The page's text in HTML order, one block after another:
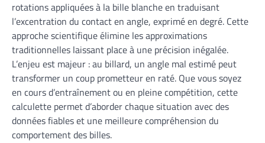
rotations appliquées à la bille blanche en traduisant
l’excentration du contact en angle, exprimé en degré. Cette
approche scientifique élimine les approximations
traditionnelles laissant place à une précision inégalée.
L’enjeu est majeur : au billard, un angle mal estimé peut
transformer un coup prometteur en raté. Que vous soyez
en cours d’entraînement ou en pleine compétition, cette
calculette permet d’aborder chaque situation avec des
données fiables et une meilleure compréhension du
comportement des billes.